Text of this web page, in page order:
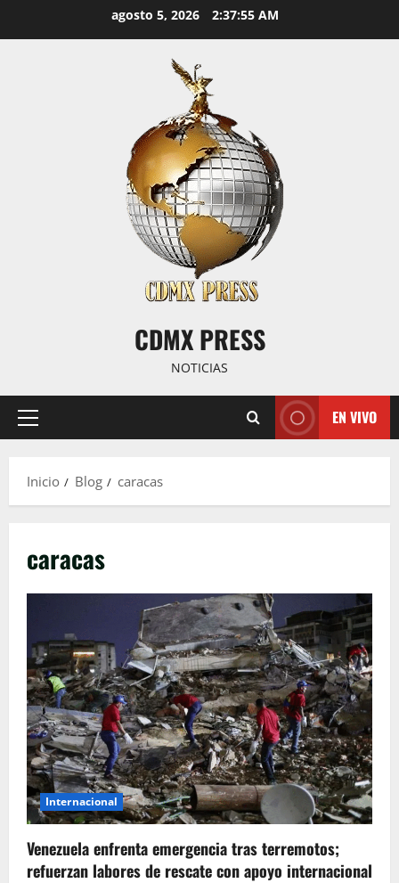
agosto 5, 2026 2:37:56 AM
CDMX PRESS
NOTICIAS
Menú
EN VIVO
Inicio Blog caracas
caracas
Internacional
Venezuela enfrenta emergencia tras terremotos;
refuerzan labores de rescate con apoyo internacional